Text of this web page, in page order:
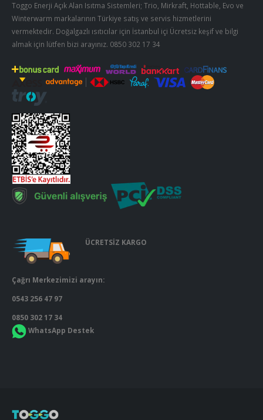
Toggo Enerji Açık Alan Isıtma Sistemleri; Trio, Mirkraft, Hottable, Evo ve
Winterwarm markalarının Türkiye satış ve servis hizmetlerini
vermektedir. Doğalgazlı ısıtıcılar için İstanbul içi Ücretsiz keşif ve bilgi
almak için lütfen bizi arayınız. 0850 302 17 34
ÜCRETSİZ KARGO
Çağrı Merkezimizi arayın:
0543 256 47 97
0850 302 17 34
WhatsApp Destek